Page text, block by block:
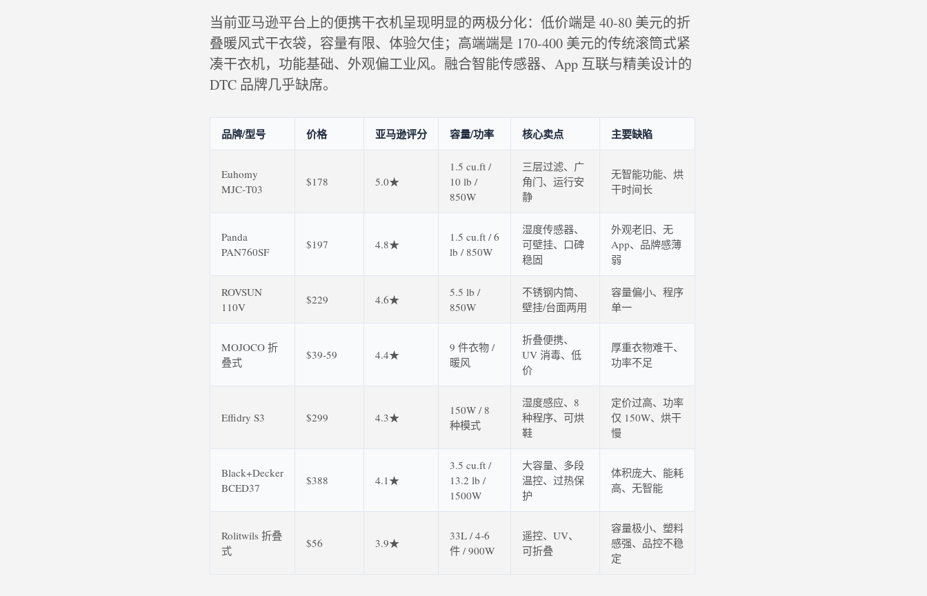
当前亚马逊平台上的便携干衣机呈现明显的两极分化：低价端是 40‑80 美元的折
叠暖风式干衣袋，容量有限、体验欠佳；高端端是 170‑400 美元的传统滚筒式紧
凑干衣机，功能基础、外观偏工业风。融合智能传感器、App 互联与精美设计的
DTC 品牌几乎缺席。
品牌/型号 价格 亚马逊评分 容量/功率 核心卖点 主要缺陷
Euhomy
MJC‑T03
$178 5.0★
1.5 cu.ft /
10 lb /
850W
三层过滤、广
角门、运行安
静
无智能功能、烘
干时间长
Panda
PAN760SF
$197 4.8★
1.5 cu.ft / 6
lb / 850W
湿度传感器、
可壁挂、口碑
稳固
外观老旧、无
App、品牌感薄
弱
ROVSUN
110V
$229 4.6★
5.5 lb /
850W
不锈钢内筒、
壁挂/台面两用
容量偏小、程序
单一
MOJOCO 折
叠式
$39‑59 4.4★
9 件衣物 /
暖风
折叠便携、
UV 消毒、低
价
厚重衣物难干、
功率不足
Effidry S3 $299 4.3★
150W / 8
种模式
湿度感应、8
种程序、可烘
鞋
定价过高、功率
仅 150W、烘干
慢
Black+Decker
BCED37
$388 4.1★
3.5 cu.ft /
13.2 lb /
1500W
大容量、多段
温控、过热保
护
体积庞大、能耗
高、无智能
Rolitwils 折叠
式
$56 3.9★
33L / 4‑6
件 / 900W
遥控、UV、
可折叠
容量极小、塑料
感强、品控不稳
定